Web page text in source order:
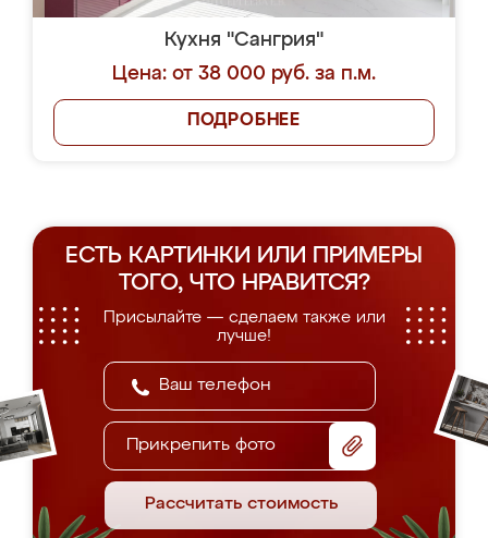
Кухня "Сангрия"
Цена: от 38 000 руб. за п.м.
ПОДРОБНЕЕ
ЕСТЬ КАРТИНКИ ИЛИ ПРИМЕРЫ
ТОГО, ЧТО НРАВИТСЯ?
Присылайте — сделаем также или
лучше!
Прикрепить фото
Рассчитать стоимость